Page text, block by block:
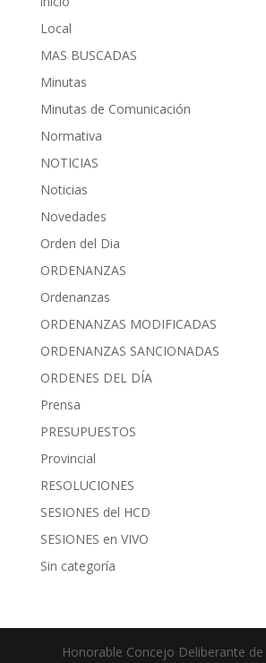
Local
MAS BUSCADAS
Minutas
Minutas de Comunicación
Normativa
NOTICIAS
Noticias
Novedades
Orden del Dia
ORDENANZAS
Ordenanzas
ORDENANZAS MODIFICADAS
ORDENANZAS SANCIONADAS
ORDENES DEL DÍA
Prensa
PRESUPUESTOS
Provincial
RESOLUCIONES
SESIONES del HCD
SESIONES en VIVO
Sin categoría
Honorable Concejo Deliberante de